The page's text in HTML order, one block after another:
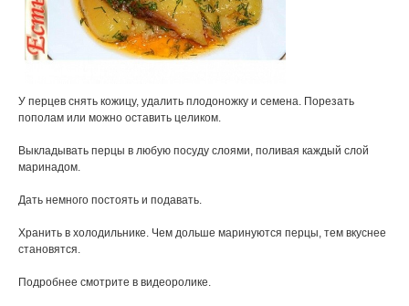
У перцев снять кожицу, удалить плодоножку и семена. Порезать
пополам или можно оставить целиком.
Выкладывать перцы в любую посуду слоями, поливая каждый слой
маринадом.
Дать немного постоять и подавать.
Хранить в холодильнике. Чем дольше маринуются перцы, тем вкуснее
становятся.
Подробнее смотрите в видеоролике.